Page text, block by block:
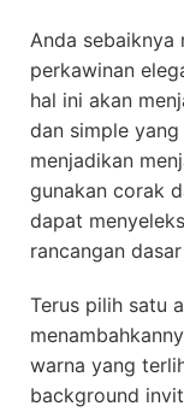
Anda sebaiknya
perkawinan
hal ini akan
dan simple
menjadikan
gunakan corak
dapat
rancangan
Terus pilih satu
warna yang
background